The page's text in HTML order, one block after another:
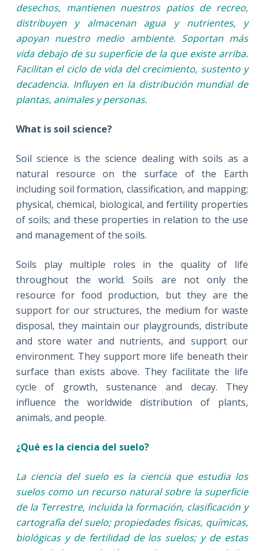
desechos, mantienen nuestros patios de recreo,
distribuyen y almacenan agua y nutrientes, y
apoyan nuestro medio ambiente. Soportan más
vida debajo de su superficie de la que existe arriba.
Facilitan el ciclo de vida del crecimiento, sustento y
decadencia. Influyen en la distribución mundial de
plantas, animales y personas.
What is soil science?
Soil science is the science dealing with soils as a
natural resource on the surface of the Earth
including soil formation, classification, and mapping;
physical, chemical, biological, and fertility properties
of soils; and these properties in relation to the use
and management of the soils.
Soils play multiple roles in the quality of life
throughout the world. Soils are not only the
resource for food production, but they are the
support for our structures, the medium for waste
disposal, they maintain our playgrounds, distribute
and store water and nutrients, and support our
environment. They support more life beneath their
surface than exists above. They facilitate the life
cycle of growth, sustenance and decay. They
influence the worldwide distribution of plants,
animals, and people.
¿Qué es la ciencia del suelo?
La ciencia del suelo es la ciencia que estudia los
suelos como un recurso natural sobre la superficie
de la Terrestre, incluida la formación, clasificación y
cartografía del suelo; propiedades físicas, químicas,
biológicas y de fertilidad de los suelos; y de estas